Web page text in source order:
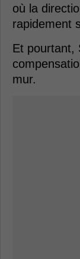
où la
rapidement
Et pourtant,
mur.